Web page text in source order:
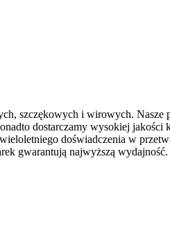
szczękowych i wirowych. Nasze
dostarczamy wysokiej jakości
doświadczenia w
gwarantują najwyższą